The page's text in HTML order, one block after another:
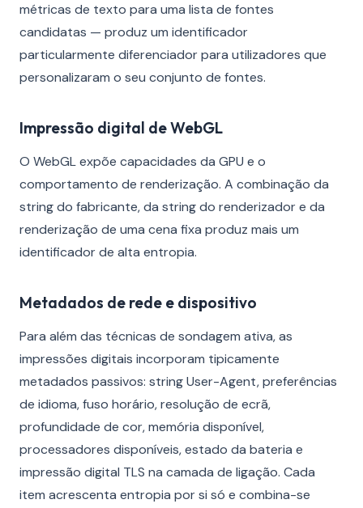
métricas de texto para uma lista de fontes
candidatas — produz um identificador
particularmente diferenciador para utilizadores que
personalizaram o seu conjunto de fontes.
Impressão digital de WebGL
O WebGL expõe capacidades da GPU e o
comportamento de renderização. A combinação da
string do fabricante, da string do renderizador e da
renderização de uma cena fixa produz mais um
identificador de alta entropia.
Metadados de rede e dispositivo
Para além das técnicas de sondagem ativa, as
impressões digitais incorporam tipicamente
metadados passivos: string User-Agent, preferências
de idioma, fuso horário, resolução de ecrã,
profundidade de cor, memória disponível,
processadores disponíveis, estado da bateria e
impressão digital TLS na camada de ligação. Cada
item acrescenta entropia por si só e combina-se